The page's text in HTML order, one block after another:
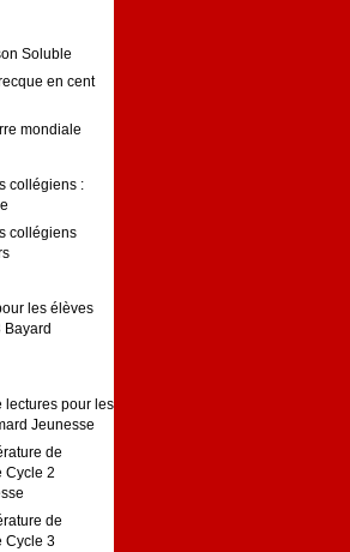
Soluble
en cent
mondiale
collégiens :
collégiens
les élèves
Bayard
lectures pour les
Jeunesse
de
Cycle 2
de
Cycle 3